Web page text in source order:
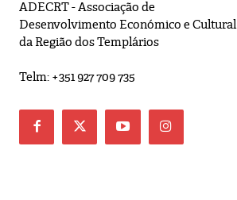
ADECRT - Associação de
Desenvolvimento Económico e Cultural
da Região dos Templários
Telm: +351 927 709 735